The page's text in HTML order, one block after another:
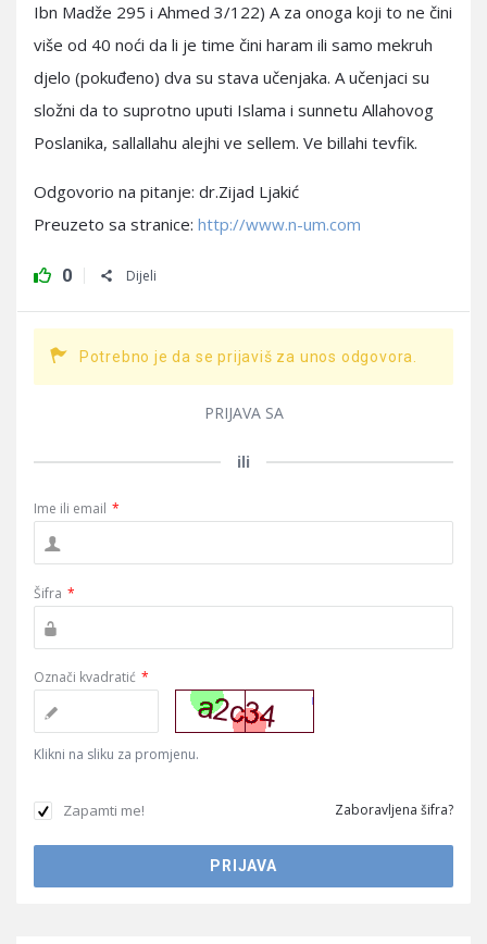
Ibn Madže 295 i Ahmed 3/122) A za onoga koji to ne čini
više od 40 noći da li je time čini haram ili samo mekruh
djelo (pokuđeno) dva su stava učenjaka. A učenjaci su
složni da to suprotno uputi Islama i sunnetu Allahovog
Poslanika, sallallahu alejhi ve sellem. Ve billahi tevfik.
Odgovorio na pitanje: dr.Zijad Ljakić
Preuzeto sa stranice: http://www.n-um.com
0 Dijeli
Potrebno je da se prijaviš za unos odgovora.
PRIJAVA SA
ili
Ime ili email *
Šifra *
Označi kvadratić *
Klikni na sliku za promjenu.
Zapamti me! Zaboravljena šifra?